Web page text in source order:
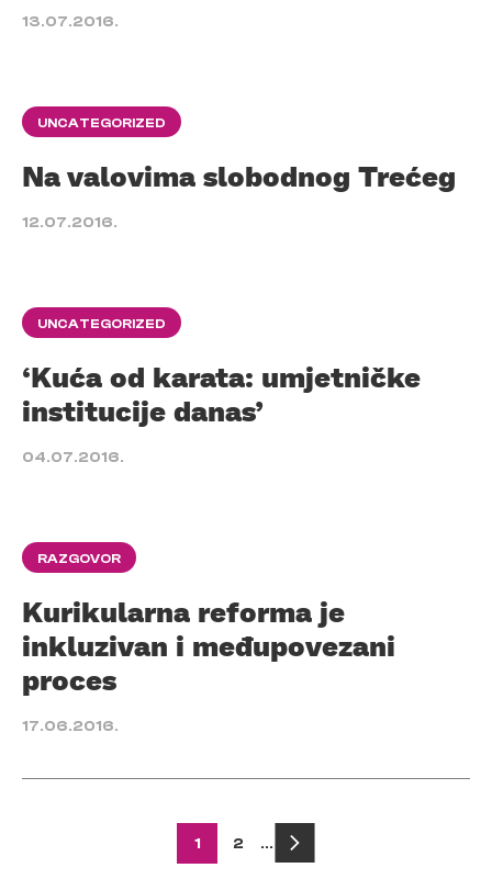
13.07.2016.
UNCATEGORIZED
Na valovima slobodnog Trećeg
12.07.2016.
UNCATEGORIZED
‘Kuća od karata: umjetničke
institucije danas’
04.07.2016.
RAZGOVOR
Kurikularna reforma je
inkluzivan i međupovezani
proces
17.06.2016.
1 2 …